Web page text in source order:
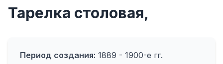
Тарелка столовая,
Период создания: 1889 - 1900-е гг.